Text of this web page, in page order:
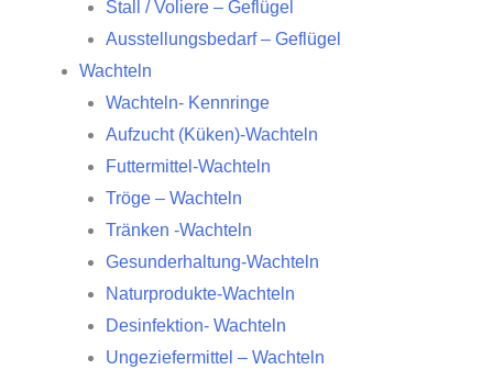
Stall / Voliere – Geflügel
Ausstellungsbedarf – Geflügel
Wachteln
Wachteln- Kennringe
Aufzucht (Küken)-Wachteln
Futtermittel-Wachteln
Tröge – Wachteln
Tränken -Wachteln
Gesunderhaltung-Wachteln
Naturprodukte-Wachteln
Desinfektion- Wachteln
Ungeziefermittel – Wachteln